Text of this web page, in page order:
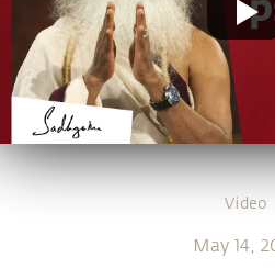
Video
May 14,